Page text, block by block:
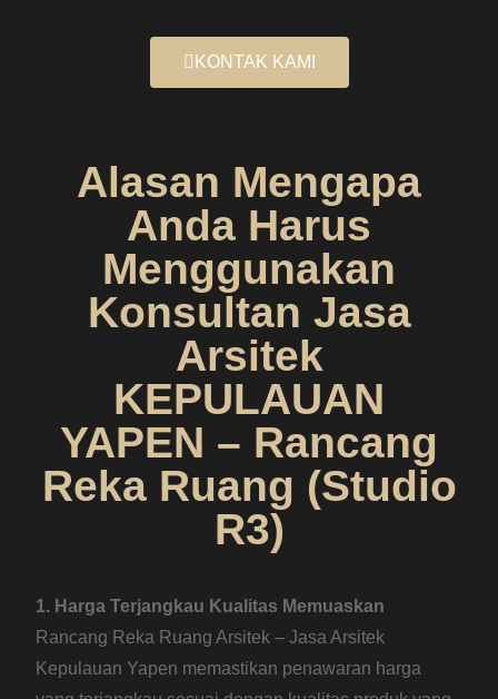
KONTAK KAMI
Alasan Mengapa
Anda Harus
Menggunakan
Konsultan Jasa
Arsitek
KEPULAUAN
YAPEN – Rancang
Reka Ruang (Studio
R3)
1. Harga Terjangkau Kualitas Memuaskan
Rancang Reka Ruang Arsitek – Jasa Arsitek
Kepulauan Yapen memastikan penawaran harga